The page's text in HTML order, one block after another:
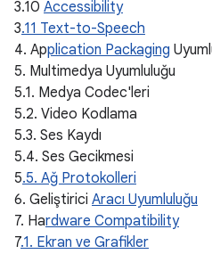
3.10 Accessibility
3.11 Text-to-Speech
4. Application Packaging
5. Multimedya Uyumluluğu
5.1. Medya Codec'leri
5.2. Video Kodlama
5.3. Ses Kaydı
5.4. Ses Gecikmesi
5.5. Ağ Protokolleri
6. Geliştirici Aracı Uyumluluğu
7. Hardware Compatibility
7.1. Ekran ve Grafikler